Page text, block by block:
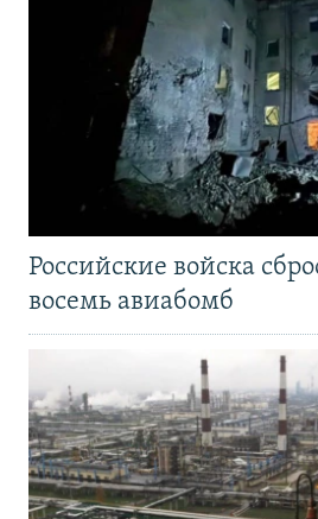
Российские войска
восемь авиабомб